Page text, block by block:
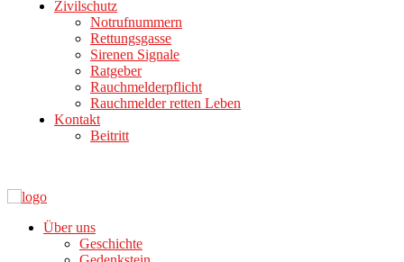
Zivilschutz
Notrufnummern
Rettungsgasse
Sirenen Signale
Ratgeber
Rauchmelderpflicht
Rauchmelder retten Leben
Kontakt
Beitritt
Über uns
Geschichte